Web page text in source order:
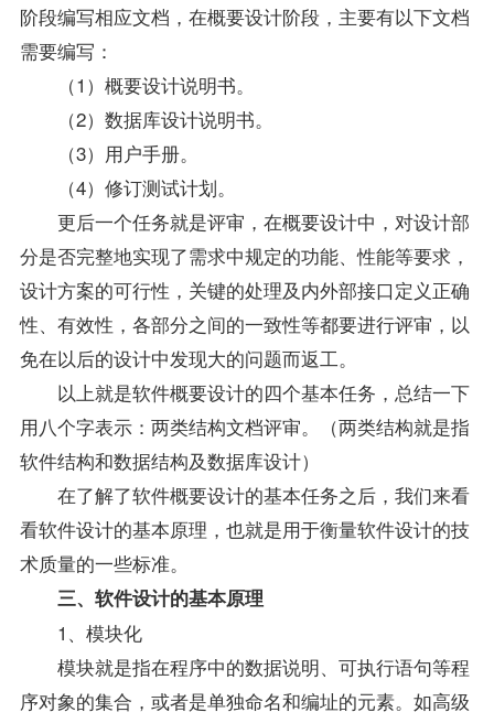
阶段编写相应文档，在概要设计阶段，主要有以下文档
需要编写：
（1）概要设计说明书。
（2）数据库设计说明书。
（3）用户手册。
（4）修订测试计划。
更后一个任务就是评审，在概要设计中，对设计部
分是否完整地实现了需求中规定的功能、性能等要求，
设计方案的可行性，关键的处理及内外部接口定义正确
性、有效性，各部分之间的一致性等都要进行评审，以
免在以后的设计中发现大的问题而返工。
以上就是软件概要设计的四个基本任务，总结一下
用八个字表示：两类结构文档评审。（两类结构就是指
软件结构和数据结构及数据库设计）
在了解了软件概要设计的基本任务之后，我们来看
看软件设计的基本原理，也就是用于衡量软件设计的技
术质量的一些标准。
三、软件设计的基本原理
1、模块化
模块就是指在程序中的数据说明、可执行语句等程
序对象的集合，或者是单独命名和编址的元素。如高级